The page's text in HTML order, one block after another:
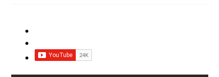
Impro Basic – Download PDF + mp3